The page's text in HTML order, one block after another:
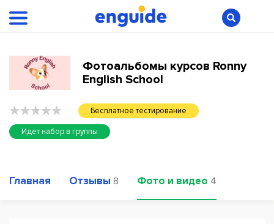
Фотоальбомы курсов Ronny
English School
Бесплатное тестирование
Идет набор в группы
Главная Отзывы 8 Фото и видео 4